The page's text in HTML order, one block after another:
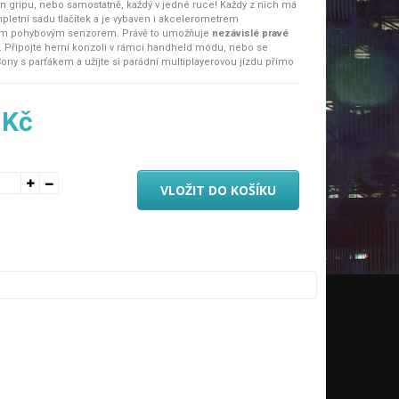
gripu, nebo samostatně, každý v jedné ruce! Každý z nich má
sadu tlačítek a je vybaven i akcelerometrem
pohybovým senzorem. Právě to umožňuje nezávislé pravé
Připojte herní konzoli v rámci handheld módu, nebo se
s parťákem a užijte si parádní multiplayerovou jízdu přímo
vlastnosti
ovládání
buď jako jeden herní ovladač, nebo samostatně
VLOŽIT DO KOŠÍKU